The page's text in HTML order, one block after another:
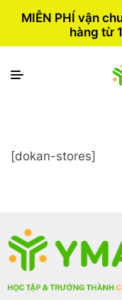
[dokan-stores]
MIỄN PHÍ vận
hàng từ